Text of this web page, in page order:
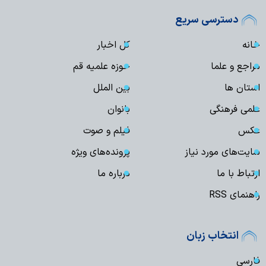
دسترسی سریع
خانه
کل اخبار
مراجع و علما
حوزه علمیه قم
استان ها
بین الملل
علمی فرهنگی
بانوان
عکس
فیلم و صوت
سایت‌های مورد نیاز
پرونده‌های ویژه
ارتباط با ما
درباره ما
راهنمای RSS
انتخاب زبان
فارسی